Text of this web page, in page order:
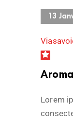
13
Lorem